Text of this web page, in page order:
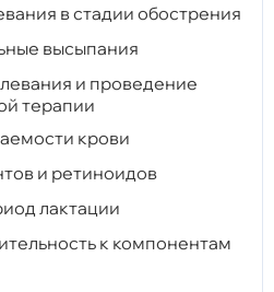
в стадии обострения
высыпания
и проведение
терапии
крови
и ретиноидов
лактации
к компонентам